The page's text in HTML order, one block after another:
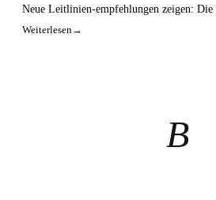
Neue Leitlinien-empfehlungen zeigen: Die
komplexer als bisher gedacht.
Weiterlesen→
B